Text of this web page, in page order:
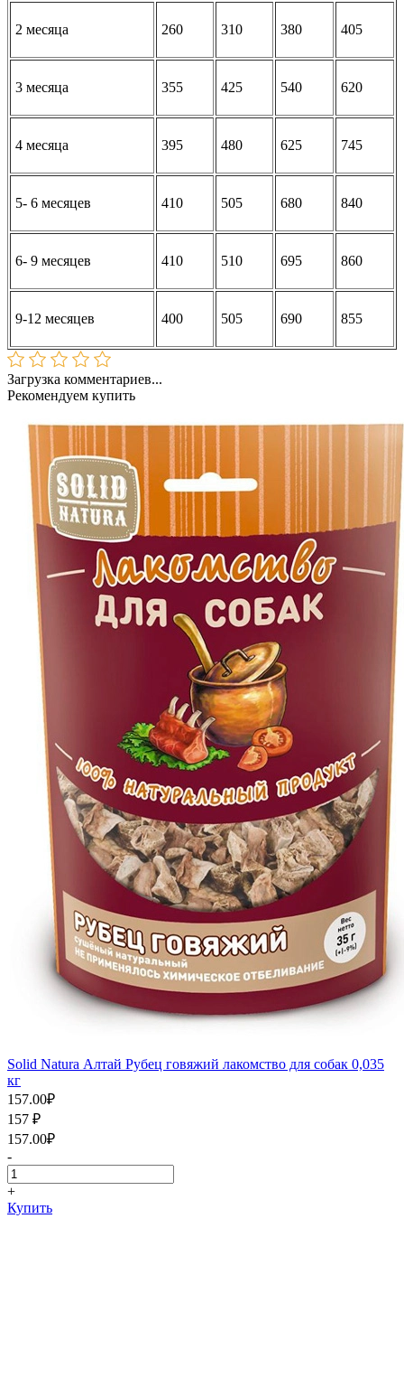
2 месяца 260 310 380 405
3 месяца 355 425 540 620
4 месяца 395 480 625 745
5- 6 месяцев 410 505 680 840
6- 9 месяцев 410 510 695 860
9-12 месяцев 400 505 690 855
Загрузка комментариев...
Рекомендуем купить
Solid Natura Алтай Рубец говяжий лакомство для собак 0,035
кг
157.00₽
157 ₽
157.00₽
-
+
Купить